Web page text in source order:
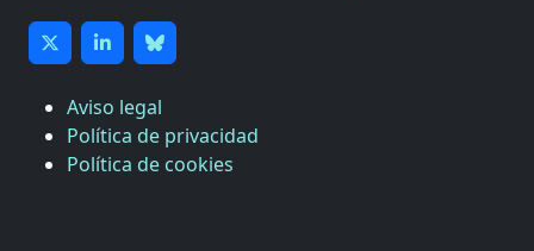
Aviso legal
Política de privacidad
Política de cookies